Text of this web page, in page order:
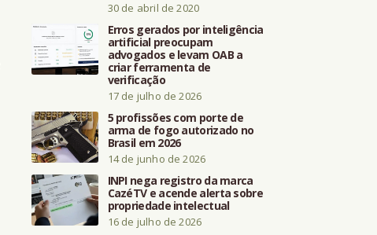
30 de abril de 2020
Erros gerados por inteligência
artificial preocupam
advogados e levam OAB a
criar ferramenta de
verificação
17 de julho de 2026
5 profissões com porte de
arma de fogo autorizado no
Brasil em 2026
14 de junho de 2026
INPI nega registro da marca
CazéTV e acende alerta sobre
propriedade intelectual
16 de julho de 2026